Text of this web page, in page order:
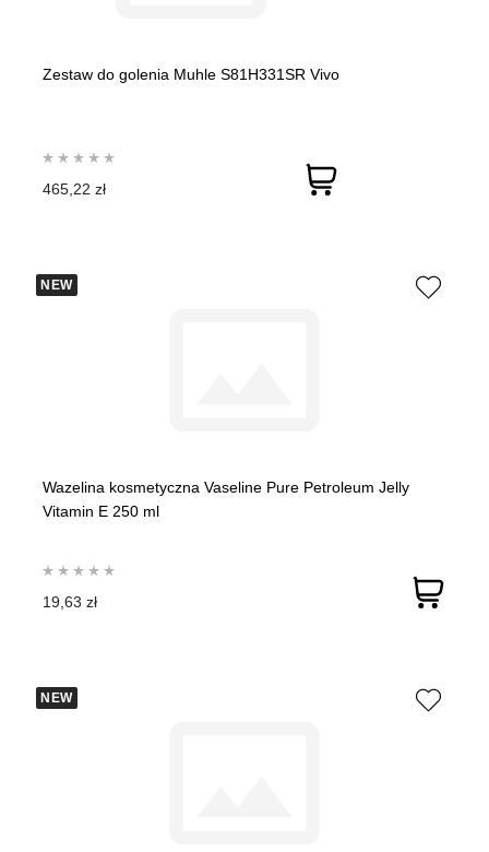
Zestaw do golenia Muhle S81H331SR Vivo
465,22 zł
NEW
Wazelina kosmetyczna Vaseline Pure Petroleum Jelly
Vitamin E 250 ml
19,63 zł
NEW